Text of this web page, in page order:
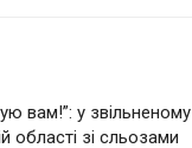
вам!”: у звільненому
області зі сльозами